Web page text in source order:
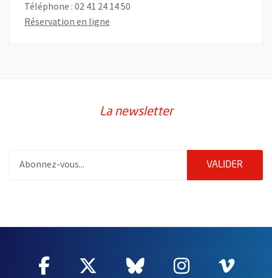
Téléphone : 02 41 24 14 50
Réservation en ligne
La newsletter
VALIDER
Facebook
, Ouvre une nouvelle fenêtre
Twitter
, Ouvre une nouvelle
Bluesky
, Ouvre une
Instagram
, Ouvre
,